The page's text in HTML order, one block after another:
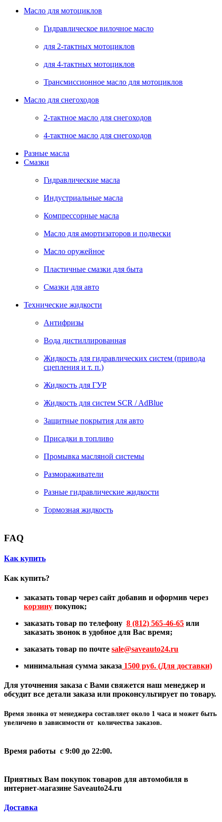
Масло для мотоциклов
Гидравлическое вилочное масло
для 2-тактных мотоциклов
для 4-тактных мотоциклов
Трансмиссионное масло для мотоциклов
Масло для снегоходов
2-тактное масло для снегоходов
4-тактное масло для снегоходов
Разные масла
Смазки
Гидравлические масла
Индустриальные масла
Компрессорные масла
Масло для амортизаторов и подвески
Масло оружейное
Пластичные смазки для быта
Смазки для авто
Технические жидкости
Антифризы
Вода дистиллированная
Жидкость для гидравлических систем (привода
сцепления и т. п.)
Жидкость для ГУР
Жидкость для систем SCR / AdBlue
Защитные покрытия для авто
Присадки в топливо
Промывка масляной системы
Размораживатели
Разные гидравлические жидкости
Тормозная жидкость
FAQ
Как купить
Как купить?
заказать товар через сайт добавив и оформив через
корзину покупок;
заказать товар по телефону 8 (812) 565-46-65 или
заказать звонок в удобное для Вас время;
заказать товар по почте sale@saveauto24.ru
минимальная сумма заказа 1500 руб. (Для доставки)
Для уточнения заказа с Вами свяжется наш менеджер и
обсудит все детали заказа или проконсультирует по товару.
Время звонка от менеджера составляет около 1 часа и может быть
увеличено в зависимости от количества заказов.
Время работы с 9:00 до 22:00.
Приятных Вам покупок товаров для автомобиля в
интернет-магазине Saveauto24.ru
Доставка